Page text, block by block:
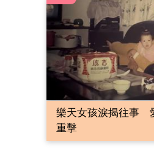
樂天女孩淚揭往事
重擊